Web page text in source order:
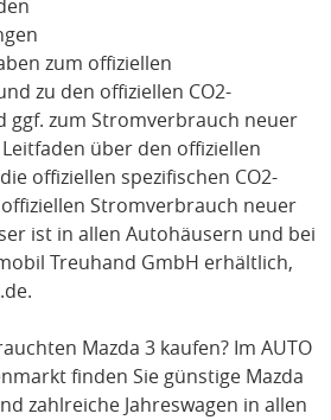
zum offiziellen
zu den offiziellen CO2-
ggf. zum Stromverbrauch neuer
über den offiziellen
offiziellen spezifischen CO2-
Stromverbrauch neuer
ist in allen Autohäusern und bei
Treuhand GmbH erhältlich,
.
Mazda 3 kaufen? Im AUTO
finden Sie günstige Mazda
zahlreiche Jahreswagen in allen